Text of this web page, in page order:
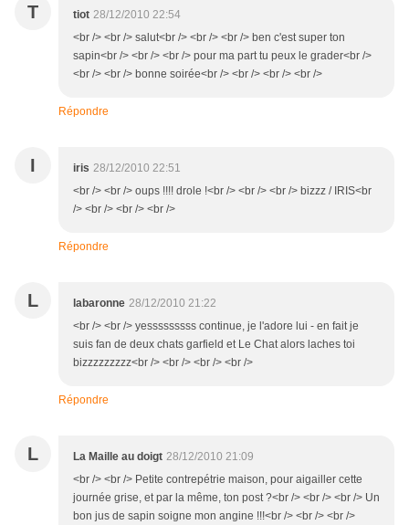
T tiot 28/12/2010 22:54
<br /> <br /> salut<br /> <br /> <br /> ben c'est super ton
sapin<br /> <br /> <br /> pour ma part tu peux le grader<br />
<br /> <br /> bonne soirée<br /> <br /> <br /> <br />
Répondre
I iris 28/12/2010 22:51
<br /> <br /> oups !!!! drole !<br /> <br /> <br /> bizzz / IRIS<br
/> <br /> <br /> <br />
Répondre
L labaronne 28/12/2010 21:22
<br /> <br /> yesssssssss continue, je l'adore lui - en fait je
suis fan de deux chats garfield et Le Chat alors laches toi
bizzzzzzzzz<br /> <br /> <br /> <br />
Répondre
L La Maille au doigt 28/12/2010 21:09
<br /> <br /> Petite contrepétrie maison, pour aigailler cette
journée grise, et par la même, ton post ?<br /> <br /> <br /> Un
bon jus de sapin soigne mon angine !!!<br /> <br /> <br />